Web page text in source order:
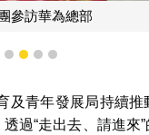
參訪華為總部
1 2 3 4
及青年發展局持續
過“走出去、請進來